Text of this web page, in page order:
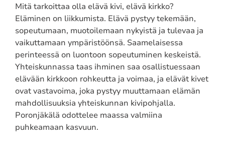
Mitä tarkoittaa olla elävä kivi, elävä kirkko?
Eläminen on liikkumista. Elävä pystyy tekemään,
sopeutumaan, muotoilemaan nykyistä ja tulevaa ja
vaikuttamaan ympäristöönsä. Saamelaisessa
perinteessä on luontoon sopeutuminen keskeistä.
Yhteiskunnassa taas ihminen saa osallistuessaan
elävään kirkkoon rohkeutta ja voimaa, ja elävät kivet
ovat vastavoima, joka pystyy muuttamaan elämän
mahdollisuuksia yhteiskunnan kivipohjalla.
Poronjäkälä odottelee maassa valmiina
puhkeamaan kasvuun.